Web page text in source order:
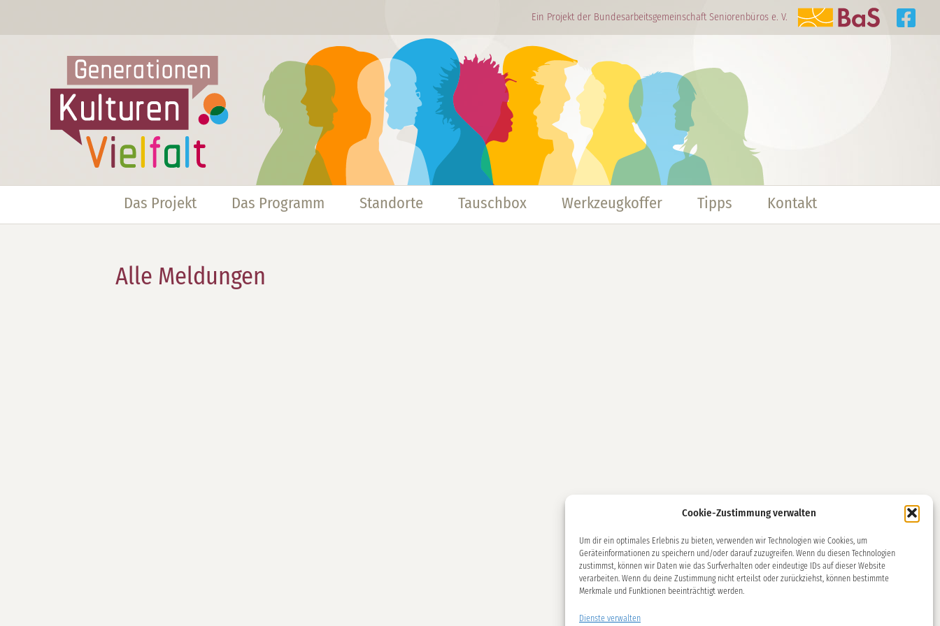
Cookie-Zustimmung verwalten
Um dir ein optimales Erlebnis zu bieten, verwenden wir Technologien wie Cookies, um
Geräteinformationen zu speichern und/oder darauf zuzugreifen. Wenn du diesen Technologien
zustimmst, können wir Daten wie das Surfverhalten oder eindeutige IDs auf dieser Website
verarbeiten. Wenn du deine Zustimmung nicht erteilst oder zurückziehst, können bestimmte
Merkmale und Funktionen beeinträchtigt werden.
Dienste verwalten
Ein Projekt der Bundesarbeitsgemeinschaft Seniorenbüros e. V.
Das Projekt Das Programm Standorte Tauschbox Werkzeugkoffer Tipps Kontakt
Alle Meldungen